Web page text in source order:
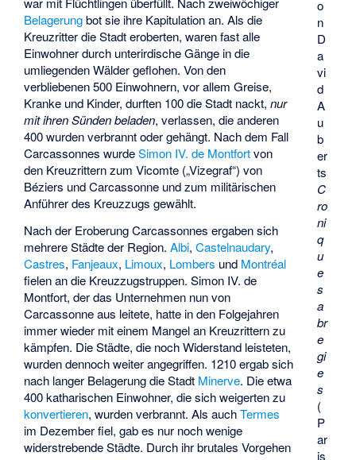
o
n
D
a
vi
d
A
u
b
er
ts
C
ro
ni
q
u
e
s
a
br
e
gi
e
s
(
P
ar
is
Belagerungbot sie ihre Kapitulation an. Als die
Kreuzritter die Stadt eroberten, waren fast alle
Einwohner durch unterirdische Gänge in die
umliegenden Wälder geflohen. Von den
verbliebenen 500 Einwohnern, vor allem Greise,
Kranke und Kinder, durften 100 die Stadt nackt,nur
mit ihren Sünden beladen, verlassen, die anderen
400 wurden verbrannt oder gehängt. Nach dem Fall
Carcassonnes wurdeSimon IV. de Montfortvon
den Kreuzrittern zum Vicomte („Vizegraf“) von
Béziers und Carcassonne und zum militärischen
Anführer des Kreuzzugs gewählt.
Nach der Eroberung Carcassonnes ergaben sich
mehrere Städte der Region.Albi,Castelnaudary,
Castres, Fanjeaux, Limoux, Lombers und Montréal
fielen an die Kreuzzugstruppen. Simon IV. de
Montfort, der das Unternehmen nun von
Carcassonne aus leitete, hatte in den Folgejahren
immer wieder mit einem Mangel an Kreuzrittern zu
kämpfen. Die Städte, die noch Widerstand leisteten,
wurden dennoch weiter angegriffen. 1210 ergab sich
nach langer Belagerung die Stadt Minerve. Die etwa
400 katharischen Einwohner, die sich weigerten zu
konvertieren, wurden verbrannt. Als auchTermes
im Dezember fiel, gab es nur noch wenige
widerstrebende Städte. Durch ihr brutales Vorgehen